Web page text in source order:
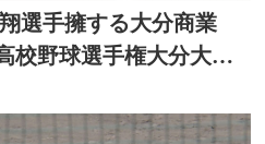
選手擁する大分商業
校野球選手権大分大